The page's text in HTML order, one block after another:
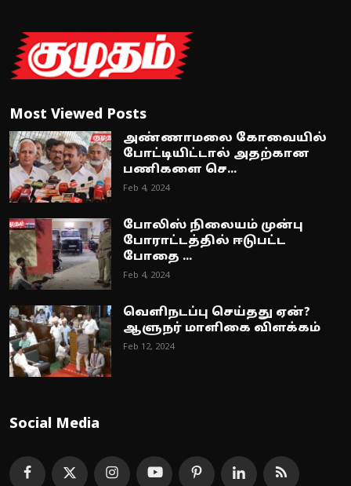
Most Viewed Posts
அண்ணாமலை கோவையில்
போட்டியிட்டால் அதற்கான
பணிகளை செ...
Feb 4, 2024
போலிஸ் நிலையம் முன்பு
போராட்டத்தில் ஈடுபட்ட
போதை ...
Feb 4, 2024
வெளிநடப்பு செய்தது ஏன்?
ஆளுநர் மாளிகை விளக்கம்
Feb 12, 2024
Social Media